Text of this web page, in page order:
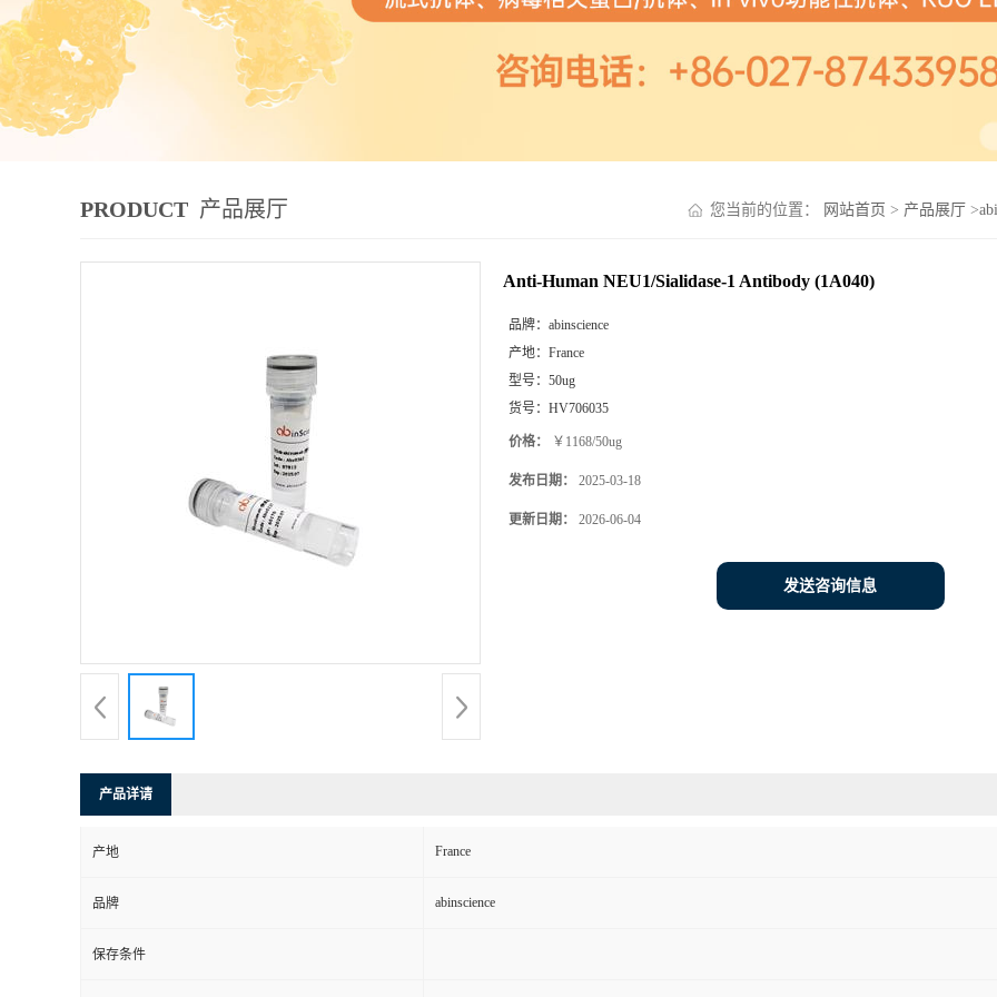
PRODUCT 产品展厅 您当前的位置： 网站首页 > 产品展厅 >
Anti-Human NEU1/Sialidase-1 Antibody (1A040)
品牌： abinscience
产地： France
型号： 50ug
货号： HV706035
价格： ￥1168/50ug
发布日期： 2025-03-18
更新日期： 2026-06-04
发送咨询信息
产品详请
产地 France
品牌 abinscience
保存条件